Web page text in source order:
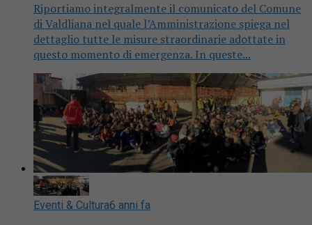
Riportiamo integralmente il comunicato del Comune
di Valdliana nel quale l’Amministrazione spiega nel
dettaglio tutte le misure straordinarie adottate in
questo momento di emergenza. In queste...
Eventi & Cultura6 anni fa